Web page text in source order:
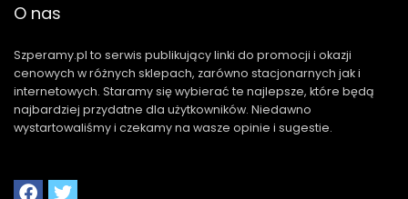
O nas
Szperamy.pl to serwis publikujący linki do promocji i okazji
cenowych w różnych sklepach, zarówno stacjonarnych jak i
internetowych. Staramy się wybierać te najlepsze, które będą
najbardziej przydatne dla użytkowników. Niedawno
wystartowaliśmy i czekamy na wasze opinie i sugestie.